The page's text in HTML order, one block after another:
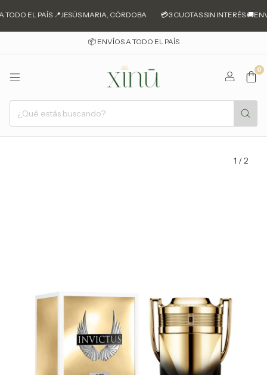
EL PAÍS 📍JESÚS MARIA, CÓRDOBA 💳3 CUOTAS SIN INTERÉS
📦 ENVÍOS A TODO EL PAÍS
0
1 /2